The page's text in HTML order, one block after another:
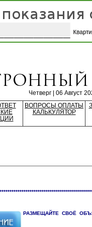
Четверг | 06 Август
ВОПРОСЫ ОПЛАТЫ
КАЛЬКУЛЯТОР
РАЗМЕЩАЙТЕ СВОЁ